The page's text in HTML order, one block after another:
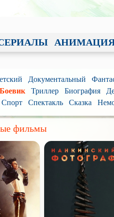
Документальный
Боевик Триллер Биография
Спорт Спектакль Сказка
фильмы